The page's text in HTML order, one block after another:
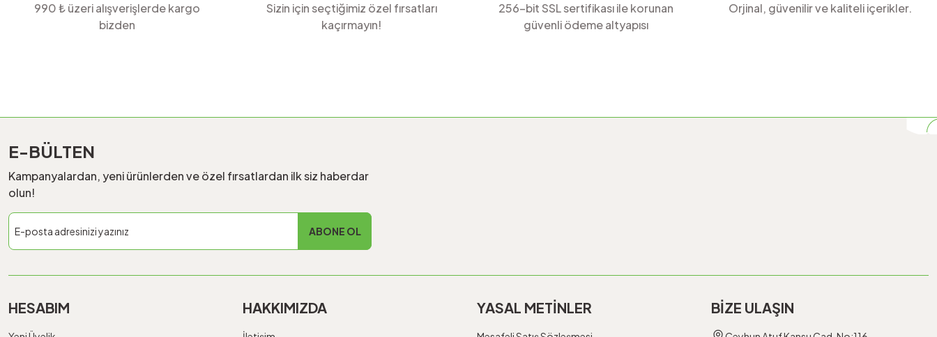
990 ₺ üzeri alışverişlerde kargo
bizden
Sizin için seçtiğimiz özel fırsatları
kaçırmayın!
256-bit SSL sertifikası ile korunan
güvenli ödeme altyapısı
Orjinal, güvenilir ve kaliteli içerikler.
E-BÜLTEN
Kampanyalardan, yeni ürünlerden ve özel fırsatlardan ilk siz haberdar
olun!
ABONE OL
HESABIM HAKKIMIZDA YASAL METİNLER BİZE ULAŞIN